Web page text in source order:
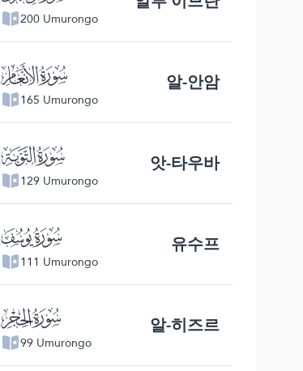
200 Umurongo
ﮒ
165 Umurongo
알-안암
ﮕ
129 Umurongo
앗-타우바
ﮘ
111 Umurongo
유수프
ﮛ
99 Umurongo
알-히즈르